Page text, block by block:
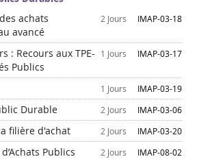
achats
avancé
2 Jours IMAP-03-18
: Recours aux TPE-
Publics
1 Jours IMAP-03-17
1 Jours IMAP-03-19
Durable 2 Jours IMAP-03-06
filière d'achat 2 Jours IMAP-03-20
Publics
2 Jours IMAP-08-02